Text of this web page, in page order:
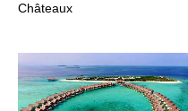
Châteaux